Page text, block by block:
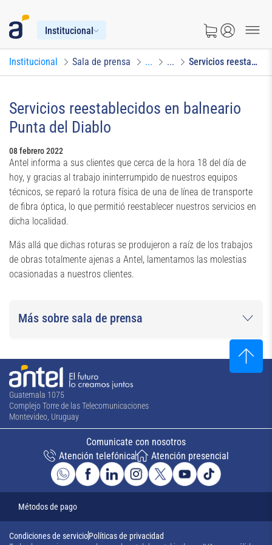
Institucional
Institucional Sala de prensa ... ... Servicios reestablecidos en balneario Punta del Diablo
Servicios reestablecidos en balneario
Punta del Diablo
08 febrero 2022
Antel informa a sus clientes que cerca de la hora 18 del día de
hoy, y gracias al trabajo ininterrumpido de nuestros equipos
técnicos, se reparó la rotura física de una de línea de transporte
de fibra óptica, lo que permitió reestablecer nuestros servicios en
dicha localidad.
Más allá que dichas roturas se produjeron a raíz de los trabajos
de obras totalmente ajenas a Antel, lamentamos las molestias
ocasionadas a nuestros clientes.
Más sobre sala de prensa
Guatemala 1075
Complejo Torre de las Telecomunicaciones
Montevideo, Uruguay
Comunicate con nosotros
Atención telefónica
Atención presencial
Métodos de pago
Condiciones de servicioPolíticas de privacidad